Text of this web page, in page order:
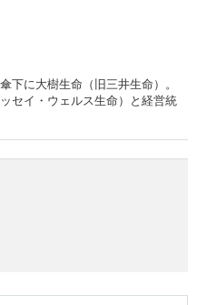
下に大樹生命（旧三井生命）。
セイ・ウェルス生命）と経営統